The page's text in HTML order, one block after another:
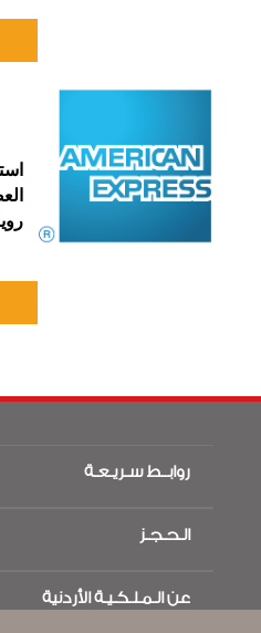
روابــط سـريـعـة
شروط السفر
السفر أثناء الحمل
الـحـجـز
حجز القطار
عن الـمـلـكـيـة الأردنية